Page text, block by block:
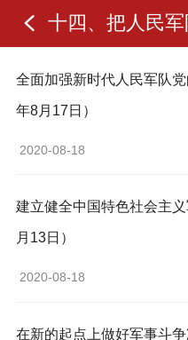
全面加强新时代人民军队
年8月17日）
2020-08-18
建立健全中国特色社会主
月13日）
2020-08-18
在新的起点上做好军事斗